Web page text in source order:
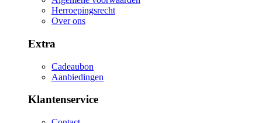
Herroepingsrecht
Over ons
Extra
Cadeaubon
Aanbiedingen
Klantenservice